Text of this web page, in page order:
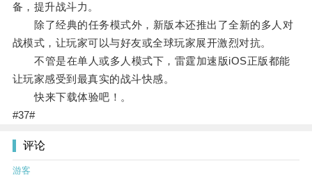
备，提升战斗力。
除了经典的任务模式外，新版本还推出了全新的多人对
战模式，让玩家可以与好友或全球玩家展开激烈对抗。
不管是在单人或多人模式下，雷霆加速版iOS正版都能
让玩家感受到最真实的战斗快感。
快来下载体验吧！。
#37#
评论
游客